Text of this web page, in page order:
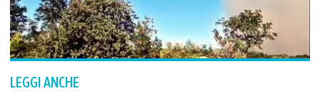
LEGGI ANCHE